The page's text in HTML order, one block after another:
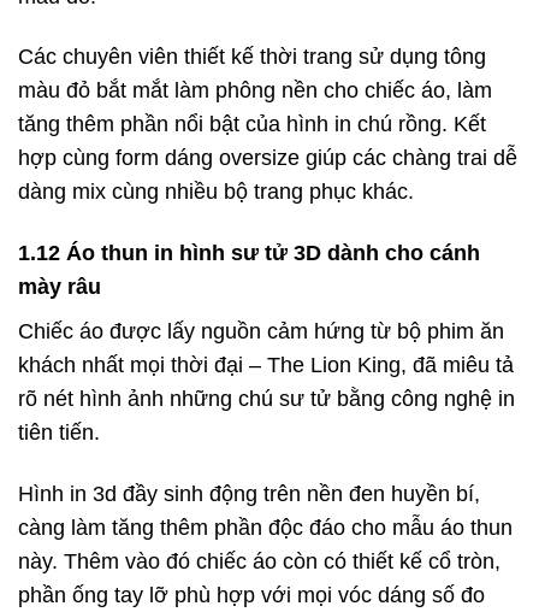
Các chuyên viên thiết kế thời trang sử dụng tông
màu đỏ bắt mắt làm phông nền cho chiếc áo, làm
tăng thêm phần nổi bật của hình in chú rồng. Kết
hợp cùng form dáng oversize giúp các chàng trai dễ
dàng mix cùng nhiều bộ trang phục khác.
1.12 Áo thun in hình sư tử 3D dành cho cánh
mày râu
Chiếc áo được lấy nguồn cảm hứng từ bộ phim ăn
khách nhất mọi thời đại – The Lion King, đã miêu tả
rõ nét hình ảnh những chú sư tử bằng công nghệ in
tiên tiến.
Hình in 3d đầy sinh động trên nền đen huyền bí,
càng làm tăng thêm phần độc đáo cho mẫu áo thun
này. Thêm vào đó chiếc áo còn có thiết kế cổ tròn,
phần ống tay lỡ phù hợp với mọi vóc dáng số đo